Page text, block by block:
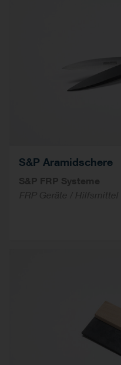
S&P Aramidschere
S&P FRP Systeme
FRP Geräte / Hilfsmittel